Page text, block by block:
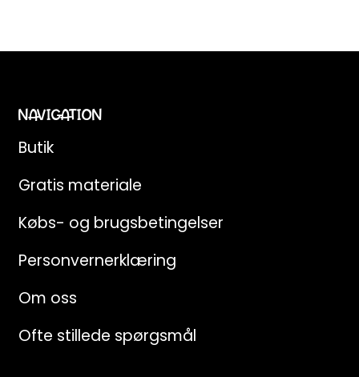
NAVIGATION
Butik
Gratis materiale
Købs- og brugsbetingelser
Personvernerklæring
Om oss
Ofte stillede spørgsmål